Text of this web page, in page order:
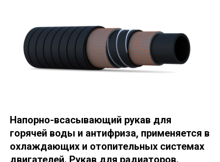
Напорно-всасывающий рукав для
горячей воды и антифриза, применяется в
охлаждающих и отопительных системах
двигателей. Рукав для радиаторов.